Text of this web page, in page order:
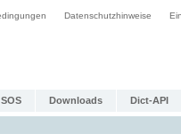
Datenschutzhinweise
SOS Downloads Dict-API